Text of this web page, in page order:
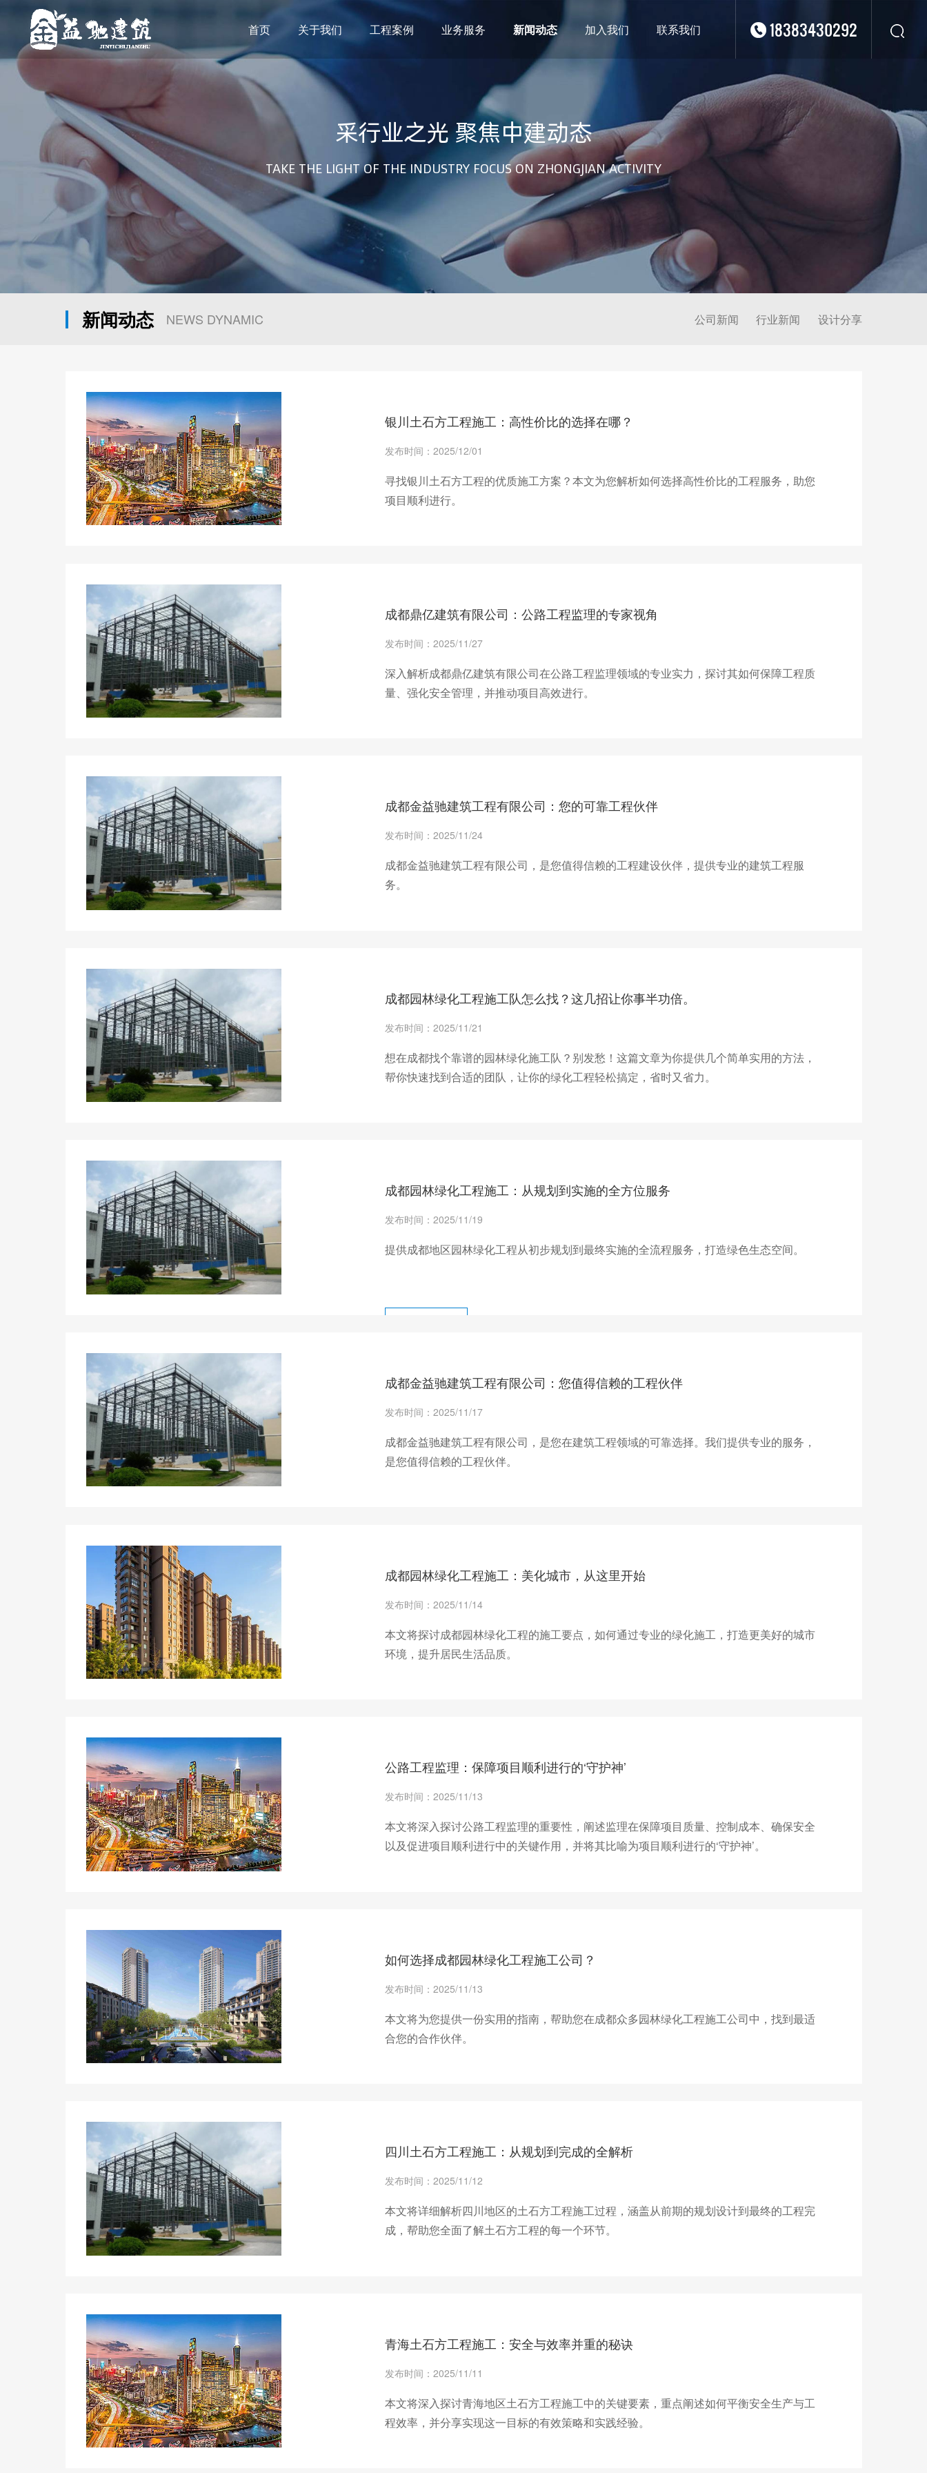
首页 关于我们 工程案例
市政设计
农林设计
勘察资质
水利设计
风景园林
城乡规划
工程测绘
工程咨询
华南
华中
西南
西北
东南
业务服务 新闻动态 加入我们 联系我们 18383430292
采行业之光 聚焦中建动态
TAKE THE LIGHT OF THE INDUSTRY FOCUS ON ZHONGJIAN ACTIVITY
新闻动态 NEWS DYNAMIC 公司新闻 行业新闻 设计分享
银川土石方工程施工：高性价比的选择在哪？
发布时间：2025/12/01
寻找银川土石方工程的优质施工方案？本文为您解析如何选择高性价比的工程服务，助您
项目顺利进行。
成都鼎亿建筑有限公司：公路工程监理的专家视角
发布时间：2025/11/27
深入解析成都鼎亿建筑有限公司在公路工程监理领域的专业实力，探讨其如何保障工程质
量、强化安全管理，并推动项目高效进行。
成都金益驰建筑工程有限公司：您的可靠工程伙伴
发布时间：2025/11/24
成都金益驰建筑工程有限公司，是您值得信赖的工程建设伙伴，提供专业的建筑工程服
务。
成都园林绿化工程施工队怎么找？这几招让你事半功倍。
发布时间：2025/11/21
想在成都找个靠谱的园林绿化施工队？别发愁！这篇文章为你提供几个简单实用的方法，
帮你快速找到合适的团队，让你的绿化工程轻松搞定，省时又省力。
成都园林绿化工程施工：从规划到实施的全方位服务
发布时间：2025/11/19
提供成都地区园林绿化工程从初步规划到最终实施的全流程服务，打造绿色生态空间。
成都金益驰建筑工程有限公司：您值得信赖的工程伙伴
发布时间：2025/11/17
成都金益驰建筑工程有限公司，是您在建筑工程领域的可靠选择。我们提供专业的服务，
是您值得信赖的工程伙伴。
成都园林绿化工程施工：美化城市，从这里开始
发布时间：2025/11/14
本文将探讨成都园林绿化工程的施工要点，如何通过专业的绿化施工，打造更美好的城市
环境，提升居民生活品质。
公路工程监理：保障项目顺利进行的‘守护神’
发布时间：2025/11/13
本文将深入探讨公路工程监理的重要性，阐述监理在保障项目质量、控制成本、确保安全
以及促进项目顺利进行中的关键作用，并将其比喻为项目顺利进行的‘守护神’。
如何选择成都园林绿化工程施工公司？
发布时间：2025/11/13
本文将为您提供一份实用的指南，帮助您在成都众多园林绿化工程施工公司中，找到最适
合您的合作伙伴。
四川土石方工程施工：从规划到完成的全解析
发布时间：2025/11/12
本文将详细解析四川地区的土石方工程施工过程，涵盖从前期的规划设计到最终的工程完
成，帮助您全面了解土石方工程的每一个环节。
青海土石方工程施工：安全与效率并重的秘诀
发布时间：2025/11/11
本文将深入探讨青海地区土石方工程施工中的关键要素，重点阐述如何平衡安全生产与工
程效率，并分享实现这一目标的有效策略和实践经验。